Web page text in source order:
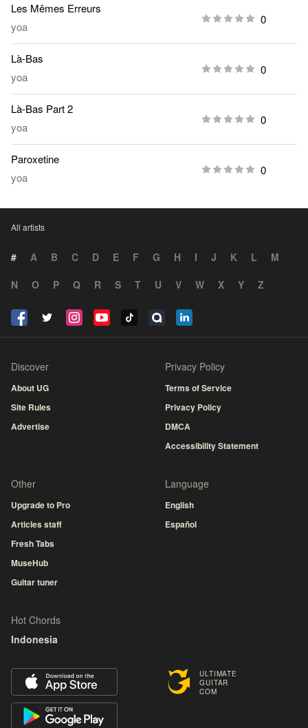
Les Mêmes Erreurs
yoa
0
Là-Bas
yoa
0
Là-Bas Part 2
yoa
0
Paroxetine
yoa
0
All artists
# A B C D E F G H I J K L
M
N
O P Q R S T U V W X Y Z
ULTIMATE
GUITAR
COM
Discover
About UG
Site Rules
Advertise
Privacy Policy
Terms of Service
Privacy Policy
DMCA
Accessibility Statement
Other
Upgrade to Pro
Articles staff
Fresh Tabs
MuseHub
Guitar tuner
Language
English
Español
Hot Chords
Indonesia